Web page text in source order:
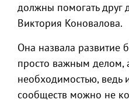
должны помогать друг
Виктория Коновалова.
Она назвала развитие
просто важным делом,
необходимостью, ведь
сообществ можно не